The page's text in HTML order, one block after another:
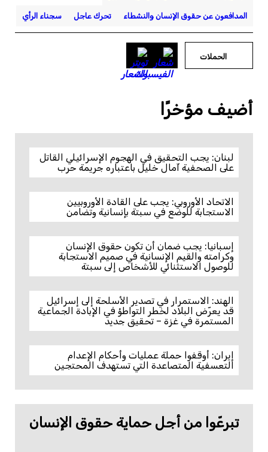
المدافعون عن حقوق الإنسان والنشطاء تحرك عاجل سجناء الرأي
الحملات
أضيف مؤخرًا
لبنان: يجب التحقيق في الهجوم الإسرائيلي القاتل
على الصحفية آمال خليل باعتباره جريمة حرب
الاتحاد الأوروبي: يجب على القادة الأوروبيين
الاستجابة للوضع في سبتة بإنسانية وتضامن
إسبانيا: يجب ضمان أن تكون حقوق الإنسان
وكرامته والقيم الإنسانية في صميم الاستجابة
للوصول الاستثنائي للأشخاص إلى سبتة
الهند: الاستمرار في تصدير الأسلحة إلى إسرائيل
قد يعرّض البلاد لخطر التواطؤ في الإبادة الجماعية
المستمرة في غزة – تحقيق جديد
إيران: أوقفوا حملة عمليات وأحكام الإعدام
التعسفية المتصاعدة التي تستهدف المحتجين
تبرعّوا من أجل حماية حقوق الإنسان